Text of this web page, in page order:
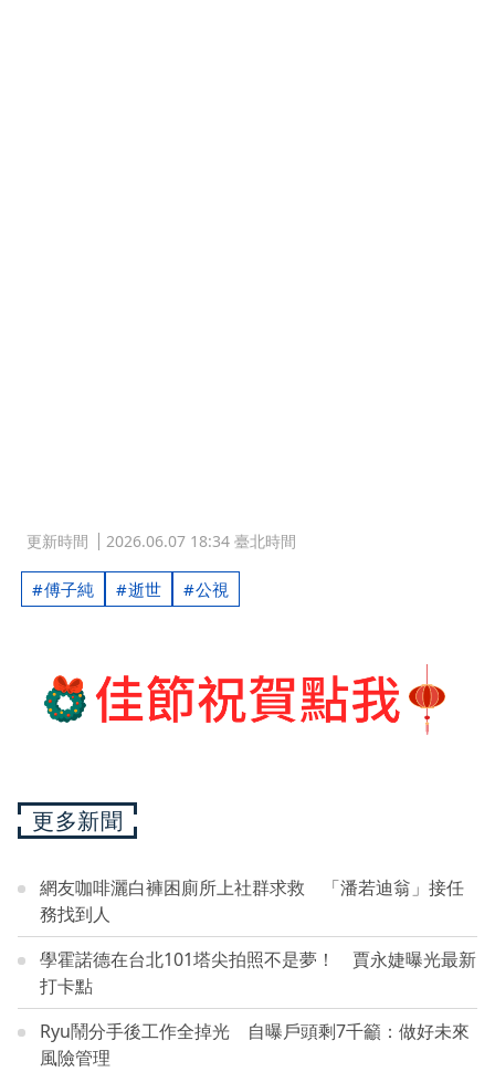
更新時間 2026.06.07 18:34 臺北時間
傅子純 逝世 公視
更多新聞
網友咖啡灑白褲困廁所上社群求救 「潘若迪翁」接任
務找到人
學霍諾德在台北101塔尖拍照不是夢！ 賈永婕曝光最新
打卡點
Ryu鬧分手後工作全掉光 自曝戶頭剩7千籲：做好未來
風險管理